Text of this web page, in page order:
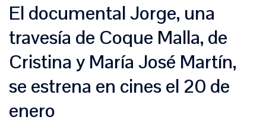
El documental Jorge, una
travesía de Coque Malla, de
Cristina y María José Martín,
se estrena en cines el 20 de
enero